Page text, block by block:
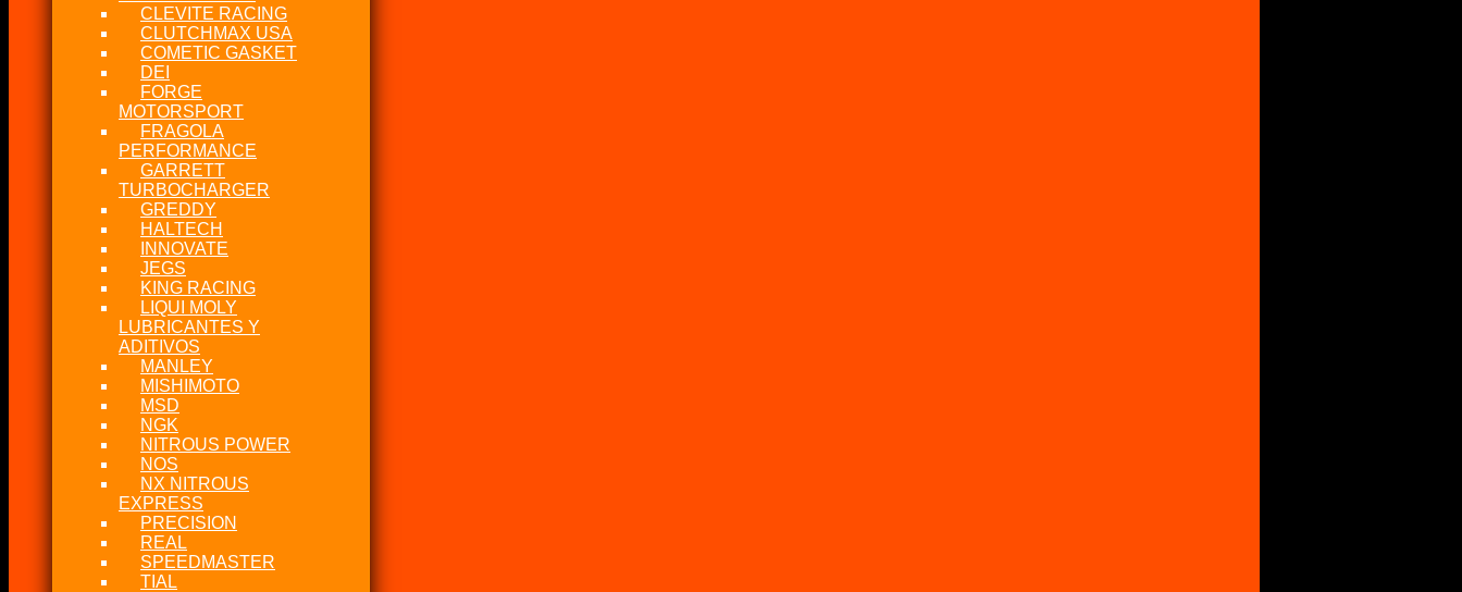
CLEVITE RACING
CLUTCHMAX USA
COMETIC GASKET
DEI
FORGE
MOTORSPORT
FRAGOLA
PERFORMANCE
GARRETT
TURBOCHARGER
GREDDY
HALTECH
INNOVATE
JEGS
KING RACING
LIQUI MOLY
LUBRICANTES Y
ADITIVOS
MANLEY
MISHIMOTO
MSD
NGK
NITROUS POWER
NOS
NX NITROUS
EXPRESS
PRECISION
REAL
SPEEDMASTER
TIAL